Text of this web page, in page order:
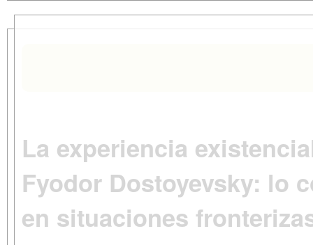
La experiencia
Fyodor Dostoyevsky: lo
en situaciones